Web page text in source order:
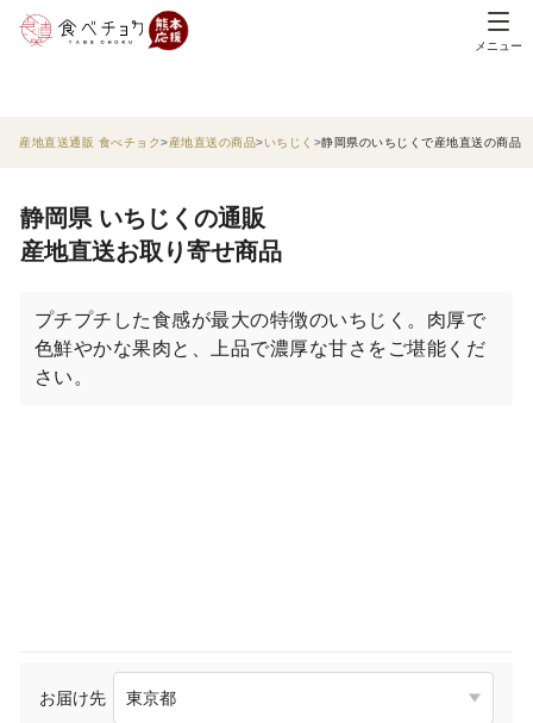
メニュー
産地直送通販 食べチョク 産地直送の商品 いちじく 静岡県のいちじくで産地直送の商品
静岡県 いちじくの通販
産地直送お取り寄せ商品
プチプチした食感が最大の特徴のいちじく。肉厚で
色鮮やかな果肉と、上品で濃厚な甘さをご堪能くだ
さい。
お届け先